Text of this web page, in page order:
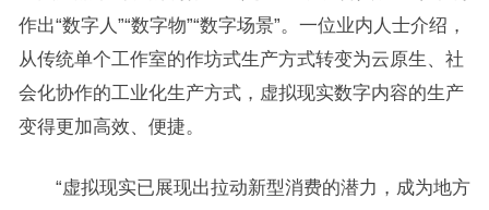
作出“数字人”“数字物”“数字场景”。一位业内人士介绍，
从传统单个工作室的作坊式生产方式转变为云原生、社
会化协作的工业化生产方式，虚拟现实数字内容的生产
变得更加高效、便捷。
“虚拟现实已展现出拉动新型消费的潜力，成为地方